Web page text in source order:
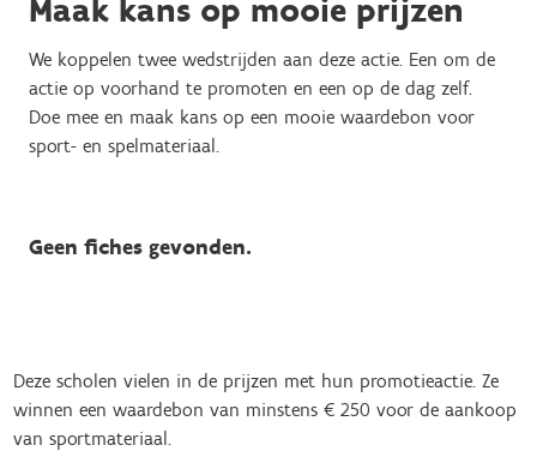
Maak kans op mooie prijzen
We koppelen twee wedstrijden aan deze actie. Een om de
actie op voorhand te promoten en een op de dag zelf.
Doe mee en maak kans op een mooie waardebon voor
sport- en spelmateriaal.
Geen fiches gevonden.
Deze scholen vielen in de prijzen met hun promotieactie. Ze
winnen een waardebon van minstens € 250 voor de aankoop
van sportmateriaal.